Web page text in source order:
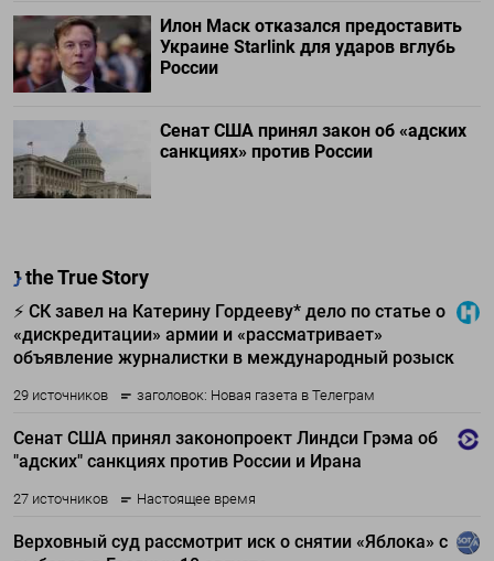
Илон Маск отказался предоставить
Украине Starlink для ударов вглубь
России
Сенат США принял закон об «адских
санкциях» против России